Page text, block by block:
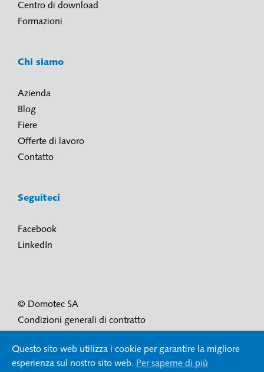
Questo sito web utilizza i cookie per garantire la migliore
esperienza sul nostro sito web. Per saperne di più
Centro di download
Formazioni
Chi siamo
Azienda
Blog
Fiere
Offerte di lavoro
Contatto
Seguiteci
Facebook
LinkedIn
© Domotec SA
Condizioni generali di contratto
Impressum